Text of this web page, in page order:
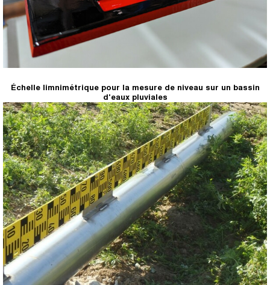
Échelle limnimétrique pour la mesure de niveau sur un bassin
d'eaux pluviales